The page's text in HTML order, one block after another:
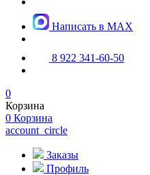
Написать в MAX
8 922 341-60-50
0
Корзина
0 Корзина
account_circle
Заказы
Профиль